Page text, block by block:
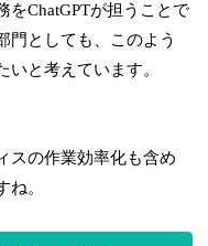
をChatGPTが担うことで
門としても、このよう
と考えています。
スの作業効率化も含め
ね。